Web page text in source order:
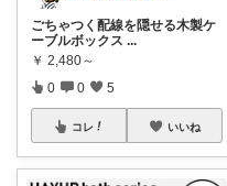
ごちゃつく配線を隠せる木製ケ
ーブルボックス ...
￥ 2,480～
0 0 5
コレ いいね